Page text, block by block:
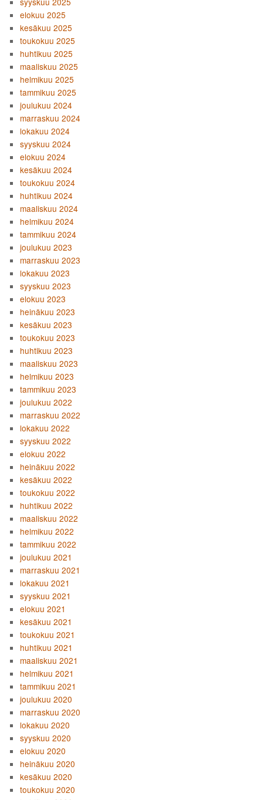
elokuu 2025
kesäkuu 2025
toukokuu 2025
huhtikuu 2025
maaliskuu 2025
helmikuu 2025
tammikuu 2025
joulukuu 2024
marraskuu 2024
lokakuu 2024
syyskuu 2024
elokuu 2024
kesäkuu 2024
toukokuu 2024
huhtikuu 2024
maaliskuu 2024
helmikuu 2024
tammikuu 2024
joulukuu 2023
marraskuu 2023
lokakuu 2023
syyskuu 2023
elokuu 2023
heinäkuu 2023
kesäkuu 2023
toukokuu 2023
huhtikuu 2023
maaliskuu 2023
helmikuu 2023
tammikuu 2023
joulukuu 2022
marraskuu 2022
lokakuu 2022
syyskuu 2022
elokuu 2022
heinäkuu 2022
kesäkuu 2022
toukokuu 2022
huhtikuu 2022
maaliskuu 2022
helmikuu 2022
tammikuu 2022
joulukuu 2021
marraskuu 2021
lokakuu 2021
syyskuu 2021
elokuu 2021
kesäkuu 2021
toukokuu 2021
huhtikuu 2021
maaliskuu 2021
helmikuu 2021
tammikuu 2021
joulukuu 2020
marraskuu 2020
lokakuu 2020
syyskuu 2020
elokuu 2020
heinäkuu 2020
kesäkuu 2020
toukokuu 2020